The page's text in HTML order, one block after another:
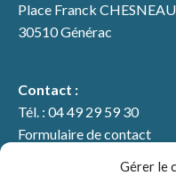
Gérer le
Place Franck
30510 Générac
Contact :
Tél. : 04 49 29 59 30
Formulaire de contact